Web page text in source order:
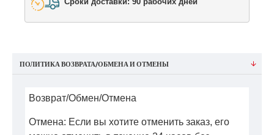
ПОЛИТИКА ВОЗВРАТА/ОБМЕНА И ОТМЕНЫ
Возврат/Обмен/Отмена
Отмена: Если вы хотите отменить заказ, его